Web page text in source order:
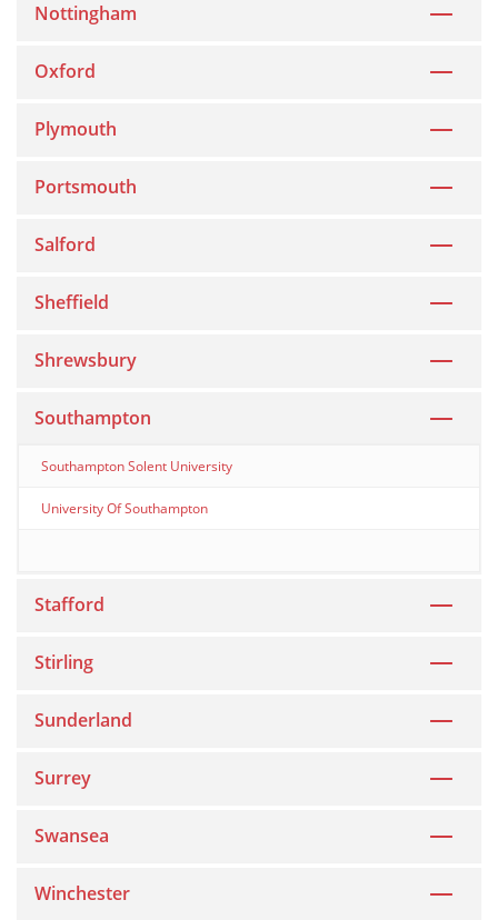
Nottingham
Oxford
Plymouth
Portsmouth
Salford
Sheffield
Shrewsbury
Southampton
Southampton Solent University
University Of Southampton
Stafford
Stirling
Sunderland
Surrey
Swansea
Winchester